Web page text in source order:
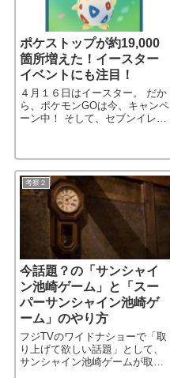
ポケストップが約19,000
箇所増えた！イースター
イベントにも注目！
４月１６日はイースター。 だか
ら、ポケモンGOは今、キャンペ
ーン中！ そして、セブンイレブ
にとってかなり嬉しいニュース
だ。 ちなみにポケモンG［…続
きを読む］
考察２
今話題？の「サンシャイ
ン池崎ゲーム」と「スー
パーサンシャイン池崎ゲ
ーム」のやり方
フジTVのワイドナショーで「取
り上げて欲しい話題」として、
サンシャイン池崎ゲームが取り